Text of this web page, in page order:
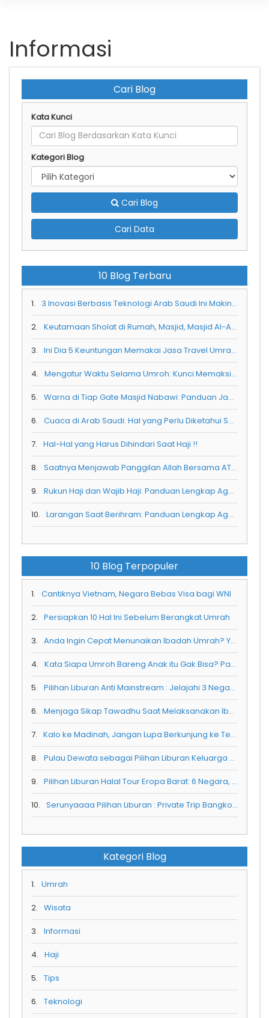
Informasi
Cari Blog
Kata Kunci
Kategori Blog
Cari Blog
Cari Data
10 Blog Terbaru
1. 3 Inovasi Berbasis Teknologi Arab Saudi Ini Makin Menarik Wisatawan Mancanegara
2. Keutamaan Sholat di Rumah, Masjid, Masjid Al-Aqsa, Masjid Nabawi, dan Masjidil Haram: Mana yang Paling Utama?
3. Ini Dia 5 Keuntungan Memakai Jasa Travel Umrah yang Terpercaya
4. Mengatur Waktu Selama Umroh: Kunci Memaksimalkan Ibadah di Tanah Suci
5. Warna di Tiap Gate Masjid Nabawi: Panduan Jamaah Agar Tidak Tersesat
6. Cuaca di Arab Saudi: Hal yang Perlu Diketahui Sebelum Berangkat Umroh
7. Hal-Hal yang Harus Dihindari Saat Haji !!
8. Saatnya Menjawab Panggilan Allah Bersama ATTIN TOUR !!
9. Rukun Haji dan Wajib Haji: Panduan Lengkap Agar Ibadah Semakin Sempurna
10. Larangan Saat Berihram: Panduan Lengkap Agar Ibadah Tetap Sah dan Berkah
10 Blog Terpopuler
1. Cantiknya Vietnam, Negara Bebas Visa bagi WNI
2. Persiapkan 10 Hal Ini Sebelum Berangkat Umrah
3. Anda Ingin Cepat Menunaikan Ibadah Umrah? Yuk Coba 5 Hal Ini
4. Kata Siapa Umroh Bareng Anak itu Gak Bisa? Padahal Kenyataannya...
5. Pilihan Liburan Anti Mainstream : Jelajahi 3 Negara dalam 7 Hari!
6. Menjaga Sikap Tawadhu Saat Melaksanakan Ibadah Umrah
7. Kalo ke Madinah, Jangan Lupa Berkunjung ke Tempat Ini yaa
8. Pulau Dewata sebagai Pilihan Liburan Keluarga Oemah Rempah Rolas
9. Pilihan Liburan Halal Tour Eropa Barat: 6 Negara, 11 Hari, Seribu Cerita
10. Serunyaaaa Pilihan Liburan : Private Trip Bangkok Bersama Keluarga Tercinta
Kategori Blog
1. Umrah
2. Wisata
3. Informasi
4. Haji
5. Tips
6. Teknologi